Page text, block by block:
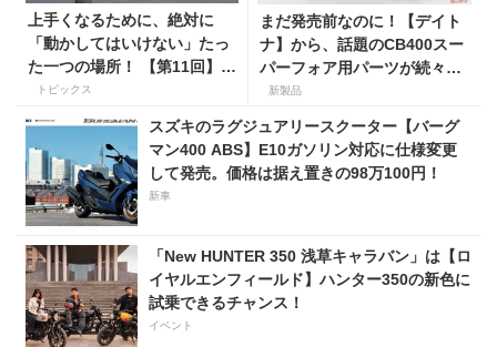
上手くなるために、絶対に
「動かしてはいけない」たっ
た一つの場所！ 【第11回】現
役二輪教習指導員YouTuber
トピックス
まだ発売前なのに！【デイト
ナ】から、話題のCB400スー
パーフォア用パーツが続々登
場！
新製品
スズキのラグジュアリースクーター【バーグ
マン400 ABS】E10ガソリン対応に仕様変更
して発売。価格は据え置きの98万100円！
新車
「New HUNTER 350 浅草キャラバン」は【ロ
イヤルエンフィールド】ハンター350の新色に
試乗できるチャンス！
イベント